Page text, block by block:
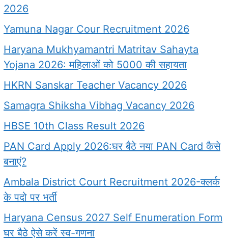
2026
Yamuna Nagar Cour Recruitment 2026
Haryana Mukhyamantri Matritav Sahayta
Yojana 2026: महिलाओं को 5000 की सहायता
HKRN Sanskar Teacher Vacancy 2026
Samagra Shiksha Vibhag Vacancy 2026
HBSE 10th Class Result 2026
PAN Card Apply 2026:घर बैठे नया PAN Card कैसे
बनाएं?
Ambala District Court Recruitment 2026-क्लर्क
के पदो पर भर्ती
Haryana Census 2027 Self Enumeration Form
घर बैठे ऐसे करें स्व-गणना